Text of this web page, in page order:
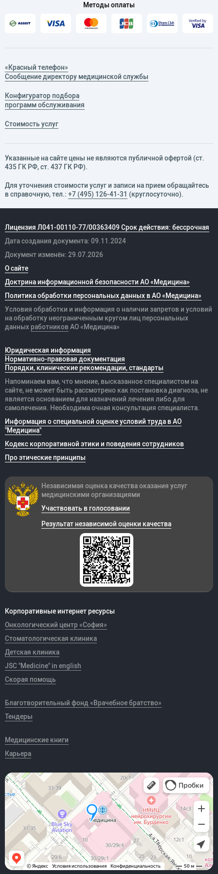
Владение современными методиками
подтверждено прохождением специализированной
клинической школы Varian – Advanced Imaging
«Онкология» и «Радиотерапия» 2024–2029 г.
Методы оплаты
«Красный телефон»
Сообщение директору медицинской службы
Конфигуратор подбора
программ обслуживания
Стоимость услуг
Указанные на сайте цены не являются публичной офертой (ст.
435 ГК РФ, cт. 437 ГК РФ).
Для уточнения стоимости услуг и записи на прием обращайтесь
в справочную, тел.: +7 (495) 126-41-31 (круглосуточно).
Лицензия Л041-00110-77/00363409 Срок действия: бессрочная
Дата создания документа: 09.11.2024
Документ изменён: 29.07.2026
О сайте
Доктрина информационной безопасности АО «Медицина»
Политика обработки персональных данных в АО «Медицина»
Условия обработки и информация о наличии запретов и условий
на обработку неограниченным кругом лиц персональных
данных работников АО «Медицина»
Юридическая информация
Нормативно-правовая документация
Порядки, клинические рекомендации, стандарты
Напоминаем вам, что мнение, высказанное специалистом на
сайте, не может быть рассмотрено как постановка диагноза, не
является основанием для назначений лечения либо для
самолечения. Необходима очная консультация специалиста.
Информация о специальной оценке условий труда в АО
"Медицина"
Кодекс корпоративной этики и поведения сотрудников
Про этические принципы
Корпоративные интернет ресурсы
Онкологический центр «София»
Стоматологическая клиника
Детская клиника
JSC "Medicine" in english
Скорая помощь
Благотворительный фонд «Врачебное братство»
Тендеры
Медицинские книги
Карьера
Независимая оценка качества оказания услуг
медицинскими организациями
Участвовать в голосовании
Результат независимой оценки качества